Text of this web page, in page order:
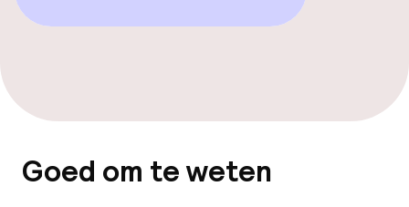
Vrijgezellenfeesten of andere feesten
niet toegestaan
Goed om te weten